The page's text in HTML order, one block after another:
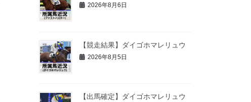
2026年8月6日
【競走結果】ダイゴホマレリュウ
2026年8月5日
【出馬確定】ダイゴホマレリュウ